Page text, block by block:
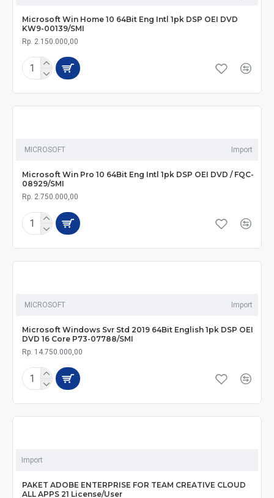
Microsoft Win Home 10 64Bit Eng Intl 1pk DSP OEI DVD
KW9-00139/SMI
Rp. 2.150.000,00
MICROSOFT Import
Microsoft Win Pro 10 64Bit Eng Intl 1pk DSP OEI DVD / FQC-
08929/SMI
Rp. 2.750.000,00
MICROSOFT Import
Microsoft Windows Svr Std 2019 64Bit English 1pk DSP OEI
DVD 16 Core P73-07788/SMI
Rp. 14.750.000,00
Import
PAKET ADOBE ENTERPRISE FOR TEAM CREATIVE CLOUD
ALL APPS 21 License/User